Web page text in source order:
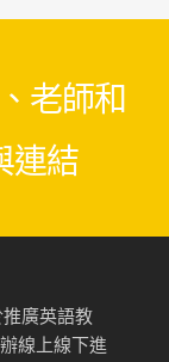
老師和
連結
廣英語教
線上線下進